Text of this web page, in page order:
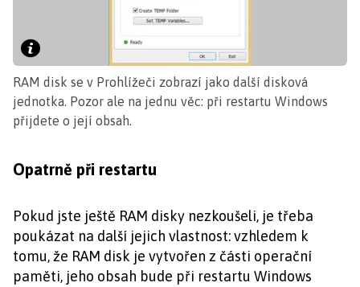
RAM disk se v Prohlížeči zobrazí jako další disková
jednotka. Pozor ale na jednu věc: při restartu Windows
přijdete o její obsah.
Opatrně při restartu
Pokud jste ještě RAM disky nezkoušeli, je třeba
poukázat na další jejich vlastnost: vzhledem k
tomu, že RAM disk je vytvořen z části operační
paměti, jeho obsah bude při restartu Windows